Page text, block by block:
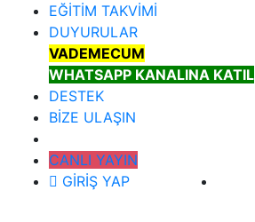
EĞİTİM TAKVİMİ
DUYURULAR
VADEMECUM
WHATSAPP KANALINA KATIL
DESTEK
BİZE ULAŞIN
CANLI YAYIN
GİRİŞ YAP